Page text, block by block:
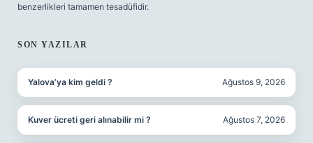
benzerlikleri tamamen tesadüfidir.
SON YAZILAR
Yalova’ya kim geldi ? Ağustos 9, 2026
Kuver ücreti geri alınabilir mi ? Ağustos 7, 2026